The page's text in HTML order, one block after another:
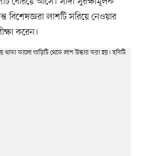
লাশটি সরিয়ে নেওয়ার
করেন।